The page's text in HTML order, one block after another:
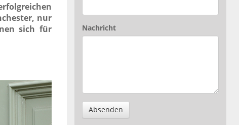
nur
sich für
Nachricht
Absenden